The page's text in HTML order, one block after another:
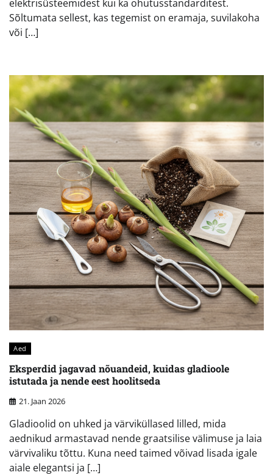
elektrisüsteemidest kui ka ohutusstandarditest.
Sõltumata sellest, kas tegemist on eramaja, suvilakoha
või […]
Aed
Eksperdid jagavad nõuandeid, kuidas gladioole
istutada ja nende eest hoolitseda
21. Jaan 2026
Gladioolid on uhked ja värviküllased lilled, mida
aednikud armastavad nende graatsilise välimuse ja laia
värvivaliku tõttu. Kuna need taimed võivad lisada igale
aiale elegantsi ja […]